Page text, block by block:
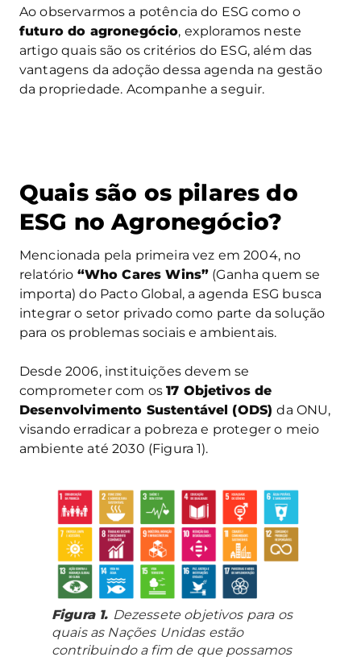
Ao observarmos a potência do ESG como o
futuro do agronegócio, exploramos neste
artigo quais são os critérios do ESG, além das
vantagens da adoção dessa agenda na gestão
da propriedade. Acompanhe a seguir.
Quais são os pilares do
ESG no Agronegócio?
Mencionada pela primeira vez em 2004, no
relatório “Who Cares Wins” (Ganha quem se
importa) do Pacto Global, a agenda ESG busca
integrar o setor privado como parte da solução
para os problemas sociais e ambientais.
Desde 2006, instituições devem se
comprometer com os17 Objetivos de
Desenvolvimento Sustentável (ODS)da ONU,
visando erradicar a pobreza e proteger o meio
ambiente até 2030 (Figura 1).
Figura 1. Dezessete objetivos para os
quais as Nações Unidas estão
contribuindo a fim de que possamos